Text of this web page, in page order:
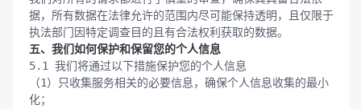
据，所有数据在法律允许的范围内尽可能保持透明，且仅限于
五、我们如何保护和保留您的个人信息
5.1 我们将通过以下措施保护您的个人信息
（1）只收集服务相关的必要信息，确保个人信息收集的最小
化；